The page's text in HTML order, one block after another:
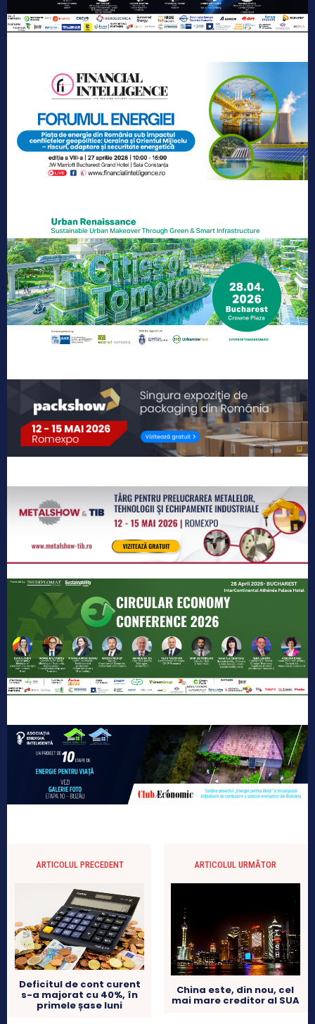
ARTICOLUL PRECEDENT
Deficitul de cont curent
s-a majorat cu 40%, în
primele șase luni
ARTICOLUL URMĂTOR
China este, din nou, cel
mai mare creditor al SUA